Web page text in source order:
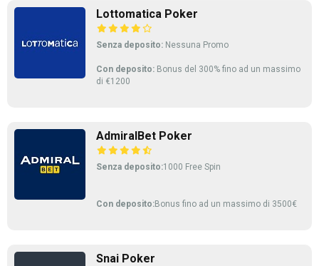
Lottomatica Poker
Senza deposito: Nessuna Promo
Con deposito: Bonus del 300% fino ad un massimo
di €1200
AdmiralBet Poker
Senza deposito:1000 Free Spin
Con deposito:Bonus fino ad un massimo di 3500€
Snai Poker